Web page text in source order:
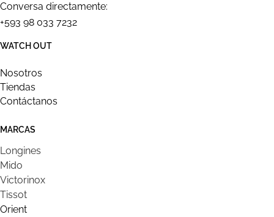
Conversa directamente:
+593 98 033 7232
WATCH OUT
Nosotros
Tiendas
Contáctanos
MARCAS
Longines
Mido
Victorinox
Tissot
Orient